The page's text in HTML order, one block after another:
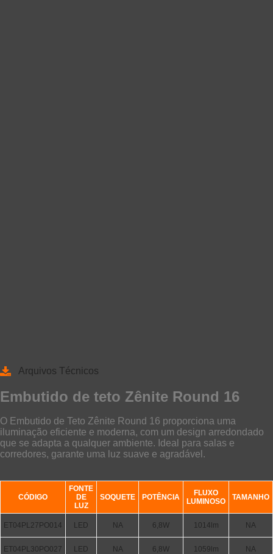
Arquivos Técnicos
Embutido de teto Zênite Round 16
O Embutido de Teto Zênite Round 16 proporciona uma
iluminação eficiente e moderna, com um design arredondado
que se adapta a qualquer ambiente. Ideal para salas e
corredores, garante uma luz suave e agradável.
CÓDIGO
FONTE
DE
LUZ
SOQUETE POTÊNCIA
FLUXO
LUMINOSO
TAMANHO
ET04PL27PO014 LED NA 6,8W 1014lm NA
ET04PL30PO027 LED NA 6,8W 1059lm NA